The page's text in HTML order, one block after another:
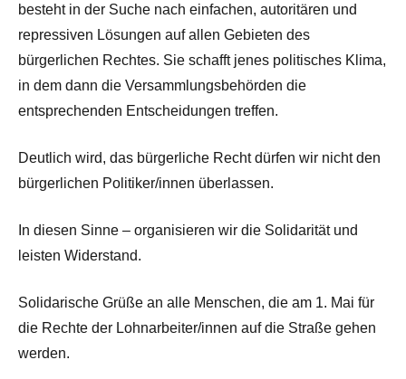
besteht in der Suche nach einfachen, autoritären und
repressiven Lösungen auf allen Gebieten des
bürgerlichen Rechtes. Sie schafft jenes politisches Klima,
in dem dann die Versammlungsbehörden die
entsprechenden Entscheidungen treffen.
Deutlich wird, das bürgerliche Recht dürfen wir nicht den
bürgerlichen Politiker/innen überlassen.
In diesen Sinne – organisieren wir die Solidarität und
leisten Widerstand.
Solidarische Grüße an alle Menschen, die am 1. Mai für
die Rechte der Lohnarbeiter/innen auf die Straße gehen
werden.